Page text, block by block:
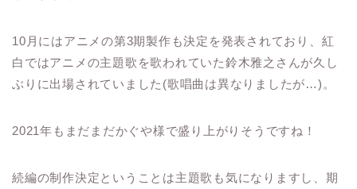
10月にはアニメの第3期製作も決定を発表されており、紅
白ではアニメの主題歌を歌われていた鈴木雅之さんが久し
ぶりに出場されていました(歌唱曲は異なりましたが…)。
2021年もまだまだかぐや様で盛り上がりそうですね！
続編の制作決定ということは主題歌も気になりますし、期